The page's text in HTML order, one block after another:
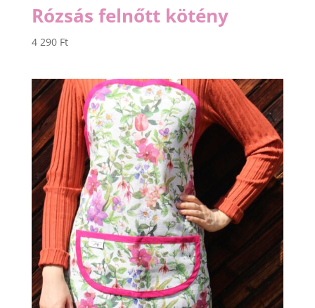
Rózsás felnőtt kötény
4 290 Ft